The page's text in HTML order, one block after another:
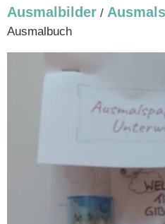
Ausmalbilder /
Ausmalbuch